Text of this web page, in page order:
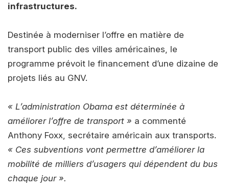
infrastructures.
Destinée à moderniser l’offre en matière de
transport public des villes américaines, le
programme prévoit le financement d’une dizaine de
projets liés au GNV.
« L’administration Obama est déterminée à
améliorer l’offre de transport » a commenté
Anthony Foxx, secrétaire américain aux transports.
« Ces subventions vont permettre d’améliorer la
mobilité de milliers d’usagers qui dépendent du bus
chaque jour ».